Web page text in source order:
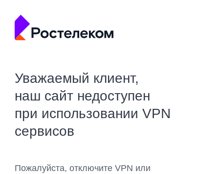
Уважаемый клиент,
наш сайт недоступен
при использовании VPN
сервисов
Пожалуйста, отключите VPN или